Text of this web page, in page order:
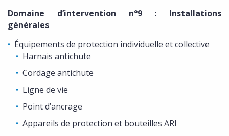
Domaine d’intervention n°9 : Installations
générales
Équipements de protection individuelle et collective
Harnais antichute
Cordage antichute
Ligne de vie
Point d’ancrage
Appareils de protection et bouteilles ARI